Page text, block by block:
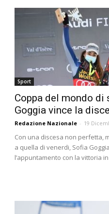
Sport
Coppa del mondo di
Goggia vince la
Redazione Nazionale - 19
Con una discesa non perfetta,
a quella di venerdi, Sofia
l’appuntamento con la vittoria in